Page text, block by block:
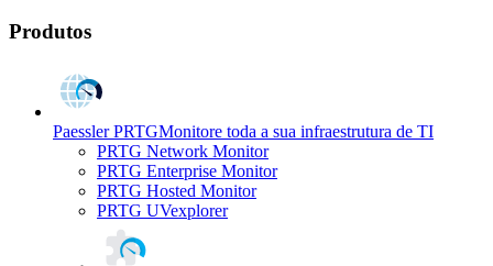
Produtos
Paessler PRTGMonitore toda a sua infraestrutura de TI
PRTG Network Monitor
PRTG Enterprise Monitor
PRTG Hosted Monitor
PRTG UVexplorer